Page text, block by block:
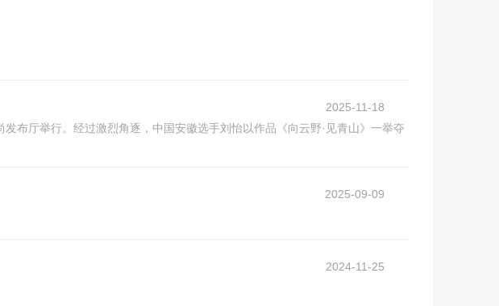
2025-11-18
布厅举行。经过激烈角逐，中国安徽选手刘怡以作品《向云野·见青山》一举夺
2025-09-09
2024-11-25